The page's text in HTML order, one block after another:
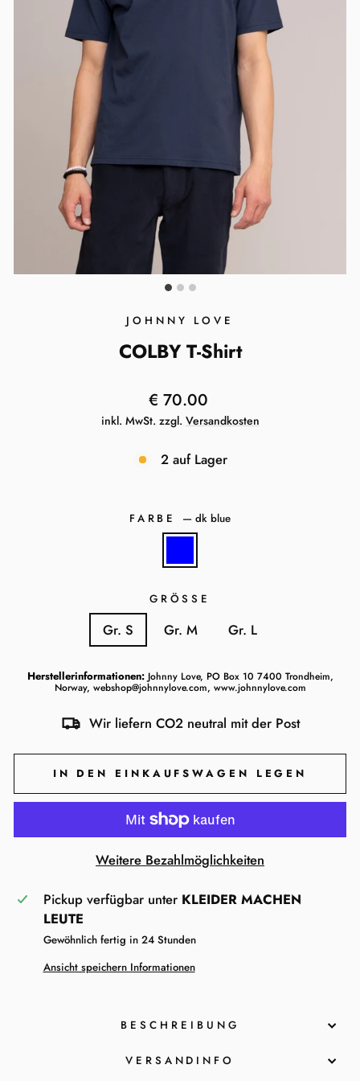
JOHNNY LOVE
COLBY T-Shirt
Normaler
Preis
€ 70.00
inkl. MwSt. zzgl. Versandkosten
2 auf Lager
FARBE —dk blue
GRÖSSE
Gr. S Gr. M Gr. L
Herstellerinformationen: Johnny Love, PO Box 10 7400 Trondheim,
Norway, webshop@johnnylove.com, www.johnnylove.com
Wir liefern CO2 neutral mit der Post
IN DEN EINKAUFSWAGEN LEGEN
Weitere Bezahlmöglichkeiten
Pickup verfügbar unter KLEIDER MACHEN
LEUTE
Gewöhnlich fertig in 24 Stunden
Ansicht speichern Informationen
BESCHREIBUNG
VERSANDINFO